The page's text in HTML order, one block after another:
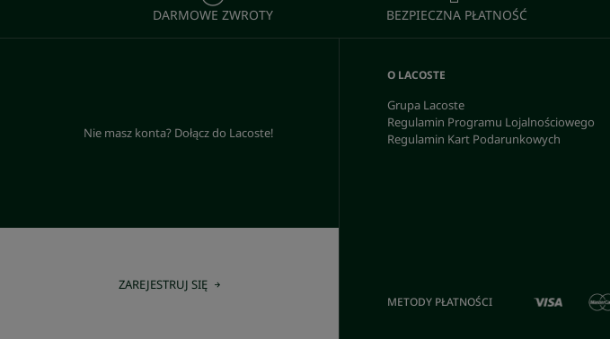
DARMOWE ZWROTY BEZPIECZNA PŁATNOŚĆ
Nie masz konta? Dołącz do Lacoste!
ZAREJESTRUJ SIĘ
O LACOSTE
Grupa Lacoste
Regulamin Programu Lojalnościowego
Regulamin Kart Podarunkowych
METODY PŁATNOŚCI